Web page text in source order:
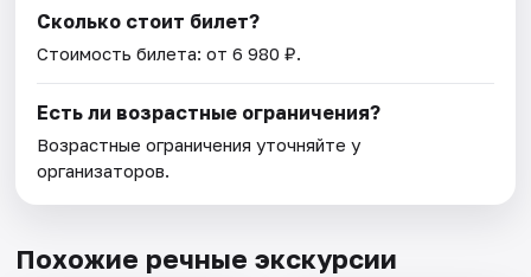
Сколько стоит билет?
Стоимость билета: от 6 980 ₽.
Есть ли возрастные ограничения?
Возрастные ограничения уточняйте у
организаторов.
Похожие речные экскурсии